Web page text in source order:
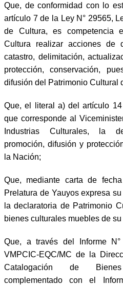
Que, de conformidad con lo
artículo 7 de la Ley N° 29565,
de Cultura, es competencia
Cultura realizar acciones de
catastro, delimitación,
protección, conservación,
difusión del Patrimonio Cultural
Que, el literal a) del artículo
que corresponde al
Industrias Culturales, la
promoción, difusión y
la Nación;
Que, mediante carta de
Prelatura de Yauyos expresa
la declaratoria de Patrimonio
bienes culturales muebles de
Que, a través del Informe N°
VMPCIC-EQC/MC de la
Catalogación de
complementado con el